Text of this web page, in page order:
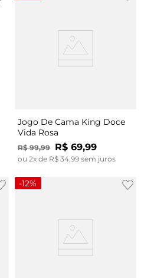
Jogo De Cama King Doce
Vida Rosa
R$ 99,99 R$ 69,99
ou 2x de R$ 34,99sem juros
-12%